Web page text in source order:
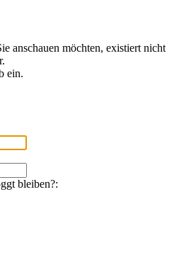
anschauen möchten, existiert nicht
ein.
bleiben?: